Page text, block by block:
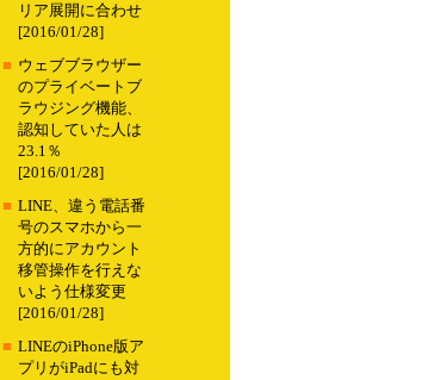
リア展開に合わせ
[2016/01/28]
■ ウェブブラウザー
のプライベートブ
ラウジング機能、
認知していた人は
23.1％
[2016/01/28]
■ LINE、違う電話番
号のスマホから一
方的にアカウント
移管操作を行えな
いよう仕様変更
[2016/01/28]
■ LINEのiPhone版ア
プリがiPadにも対